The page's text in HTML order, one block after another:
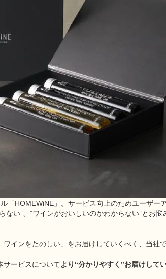
「HOMEWiNE」。サービス向上のためユーザ
い”、”ワインがおいしいのかわからない”とお悩
インをたのしい」をお届けしていくべく、当社
サービスについてより“分かりやすく”お届けしてい